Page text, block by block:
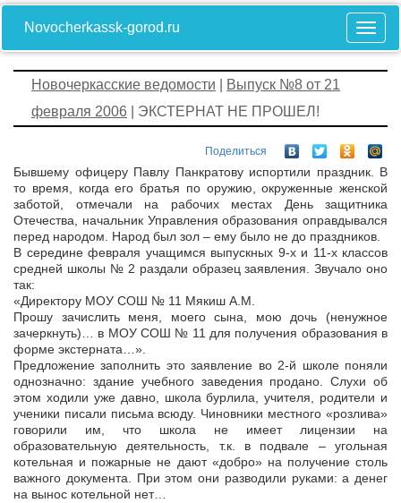
Novocherkassk-gorod.ru
Новочеркасские ведомости
Выпуск №8 от 21
февраля 2006 | ЭКСТЕРНАТ НЕ ПРОШЕЛ!
Поделиться
Бывшему офицеру Павлу Панкратову испортили праздник. В
то время, когда его братья по оружию, окруженные женской
заботой, отмечали на рабочих местах День защитника
Отечества, начальник Управления образования оправдывался
перед народом. Народ был зол – ему было не до праздников.
В середине февраля учащимся выпускных 9-х и 11-х классов
средней школы № 2 раздали образец заявления. Звучало оно
так:
«Директору МОУ СОШ № 11 Мякиш А.М.
Прошу зачислить меня, моего сына, мою дочь (ненужное
зачеркнуть)… в МОУ СОШ № 11 для получения образования в
форме экстерната…».
Предложение заполнить это заявление во 2-й школе поняли
однозначно: здание учебного заведения продано. Слухи об
этом ходили уже давно, школа бурлила, учителя, родители и
ученики писали письма всюду. Чиновники местного «розлива»
говорили им, что школа не имеет лицензии на
образовательную деятельность, т.к. в подвале – угольная
котельная и пожарные не дают «добро» на получение столь
важного документа. При этом они разводили руками: а денег
на вынос котельной нет…